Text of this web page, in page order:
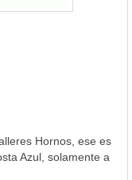
Hornos, ese es
Azul, solamente a